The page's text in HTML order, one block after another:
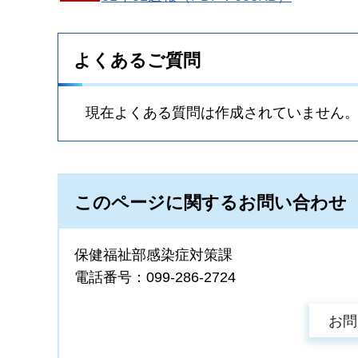
よくあるご質問
現在よくある質問は作成されていません。
このページに関するお問い合わせ
保健福祉部感染症対策課
電話番号：099-286-2724